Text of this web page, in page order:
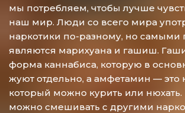
мы потребляем, чтобы лучше
наш мир. Люди со всего мира
наркотики по-разному, но
являются марихуана и гашиш.
форма каннабиса, которую в
жуют отдельно, а амфетамин — это
который можно курить или нюхать.
можно смешивать с другими